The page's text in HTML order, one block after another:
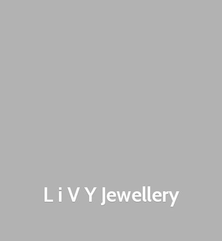
L i VY Jewellery